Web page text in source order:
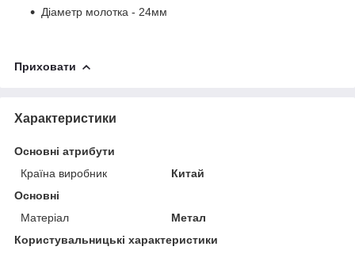
Діаметр молотка - 24мм
Приховати
Характеристики
Основні атрибути
Країна виробник
Китай
Основні
Матеріал
Метал
Користувальницькі характеристики